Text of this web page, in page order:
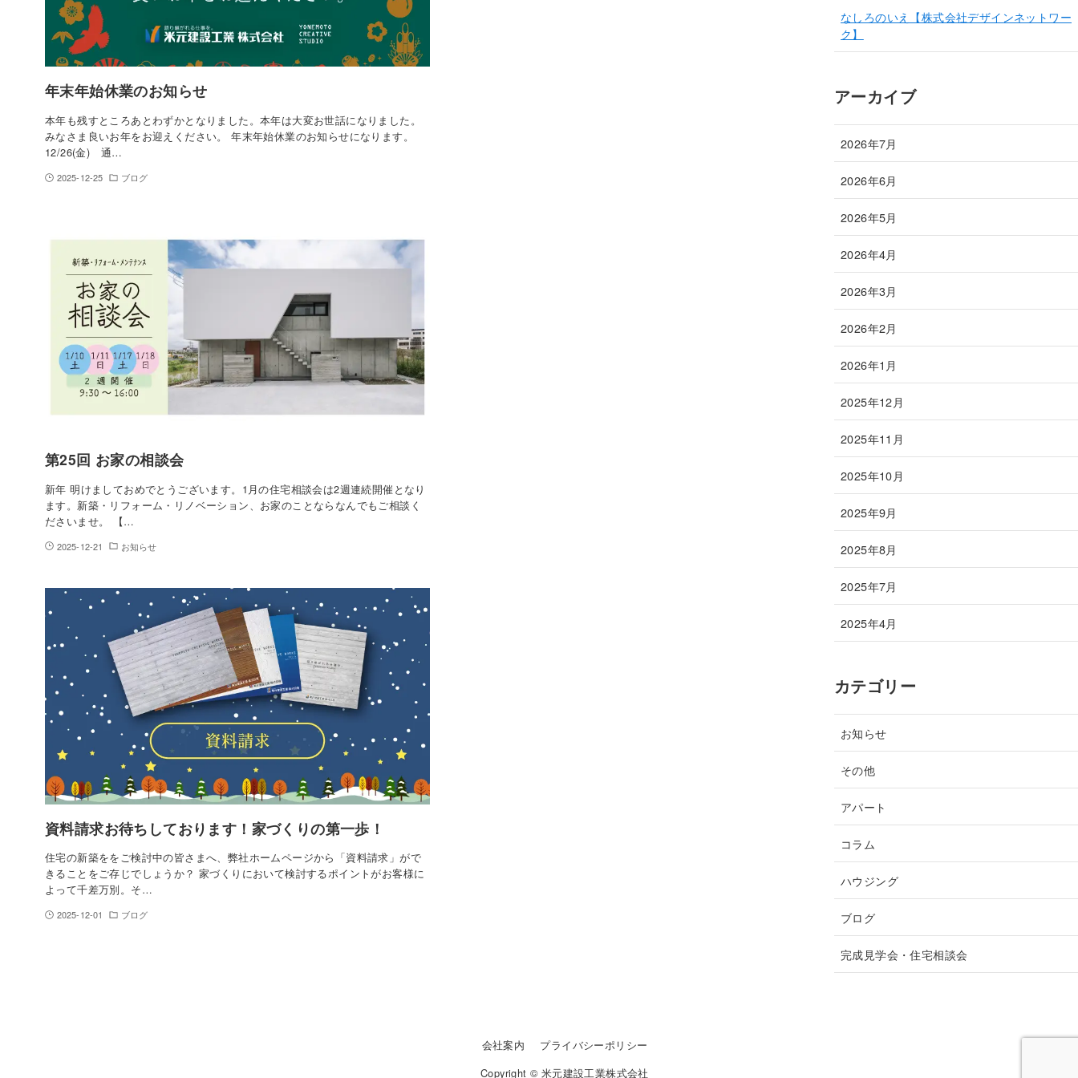
年末年始休業のお知らせ
本年も残すところあとわずかとなりました。本年は大変お世話になりました。
みなさま良いお年をお迎えください。 年末年始休業のお知らせになります。
12/26(金) 通…
2025-12-25 ブログ
第25回 お家の相談会
新年 明けましておめでとうございます。1月の住宅相談会は2週連続開催となり
ます。新築・リフォーム・リノベーション、お家のことならなんでもご相談く
ださいませ。 【…
2025-12-21 お知らせ
資料請求お待ちしております！家づくりの第一歩！
住宅の新築ををご検討中の皆さまへ、弊社ホームページから「資料請求」がで
きることをご存じでしょうか？ 家づくりにおいて検討するポイントがお客様に
よって千差万別。そ…
2025-12-01 ブログ
なしろのいえ【株式会社デザインネットワー
ク】
アーカイブ
2026年7月
2026年6月
2026年5月
2026年4月
2026年3月
2026年2月
2026年1月
2025年12月
2025年11月
2025年10月
2025年9月
2025年8月
2025年7月
2025年4月
カテゴリー
お知らせ
その他
アパート
コラム
ハウジング
ブログ
完成見学会・住宅相談会
会社案内
プライバシーポリシー
Copyright © 米元建設工業株式会社